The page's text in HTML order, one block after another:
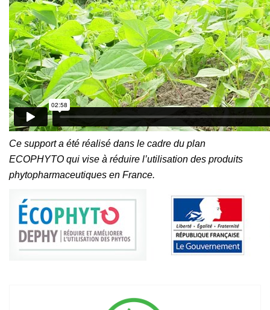
Ce support a été réalisé dans le cadre du plan
ECOPHYTO qui vise à réduire l’utilisation des produits
phytopharmaceutiques en France.